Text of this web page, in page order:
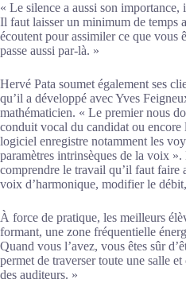
« Le silence a aussi son
Il faut laisser un minimum de temps
écoutent pour assimiler ce que vous
passe aussi par-là. »
Hervé Pata soumet également ses
qu’il a développé avec Yves
mathématicien. « Le premier nous
conduit vocal du candidat ou encore
logiciel enregistre notamment les
paramètres intrinsèques de la voix
comprendre le travail qu’il faut faire
voix d’harmonique, modifier le
À force de pratique, les meilleurs
formant, une zone fréquentielle
Quand vous l’avez, vous êtes sûr
permet de traverser toute une salle
des auditeurs. »